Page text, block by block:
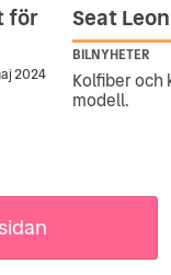
för
2024
Seat
BILNYHETER
Kolfiber
modell.